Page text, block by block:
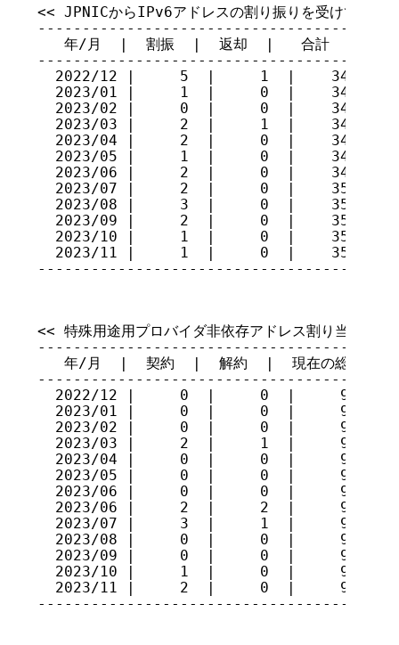
<< JPNICからIPv6アドレスの割り振りを受けている
   年/月  |  割振  |  返却  |   合計
  2022/12 |     5  |     1  |    341
  2023/01 |     1  |     0  |    342
  2023/02 |     0  |     0  |    342
  2023/03 |     2  |     1  |    343
  2023/04 |     2  |     0  |    345
  2023/05 |     1  |     0  |    346
  2023/06 |     2  |     0  |    348
  2023/07 |     2  |     0  |    350
  2023/08 |     3  |     0  |    353
  2023/09 |     2  |     0  |    355
  2023/10 |     1  |     0  |    356
  2023/11 |     1  |     0  |    357
<< 特殊用途用プロバイダ非依存アドレス割り当てサ
   年/月  |  契約  |  解約  |  現在の総数
  2022/12 |     0  |     0  |     92
  2023/01 |     0  |     0  |     92
  2023/02 |     0  |     0  |     92
  2023/03 |     2  |     1  |     93
  2023/04 |     0  |     0  |     93
  2023/05 |     0  |     0  |     93
  2023/06 |     0  |     0  |     93
  2023/06 |     2  |     2  |     93
  2023/07 |     3  |     1  |     95
  2023/08 |     0  |     0  |     95
  2023/09 |     0  |     0  |     95
  2023/10 |     1  |     0  |     96
  2023/11 |     2  |     0  |     98